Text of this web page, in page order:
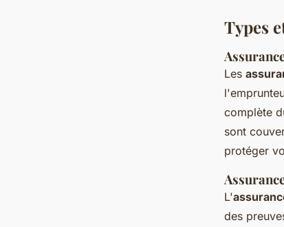
Types
Les
complète
sont
protéger
L'
des